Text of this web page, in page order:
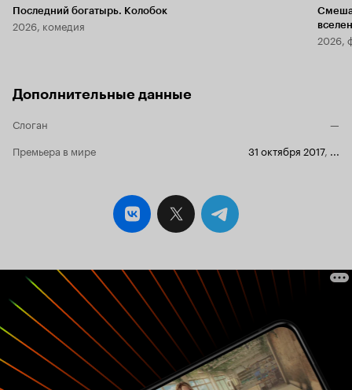
Последний богатырь. Колобок
2026, комедия
2026,
Дополнительные данные
Слоган
—
Премьера в мире
31 октября 2017,